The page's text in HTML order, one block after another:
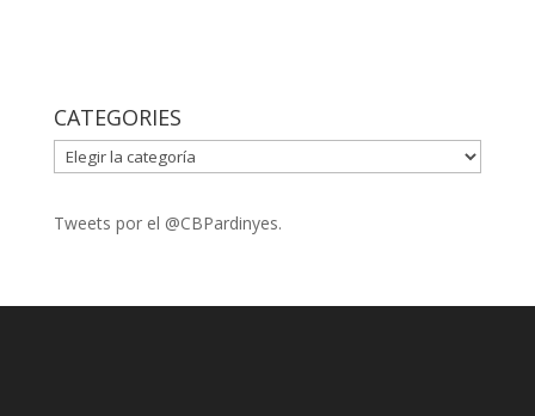
CATEGORIES
CATEGORIES
Tweets por el @CBPardinyes.